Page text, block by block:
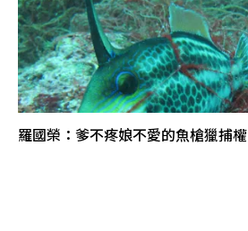
羅國榮：爹不疼娘不愛的魚槍獵捕權